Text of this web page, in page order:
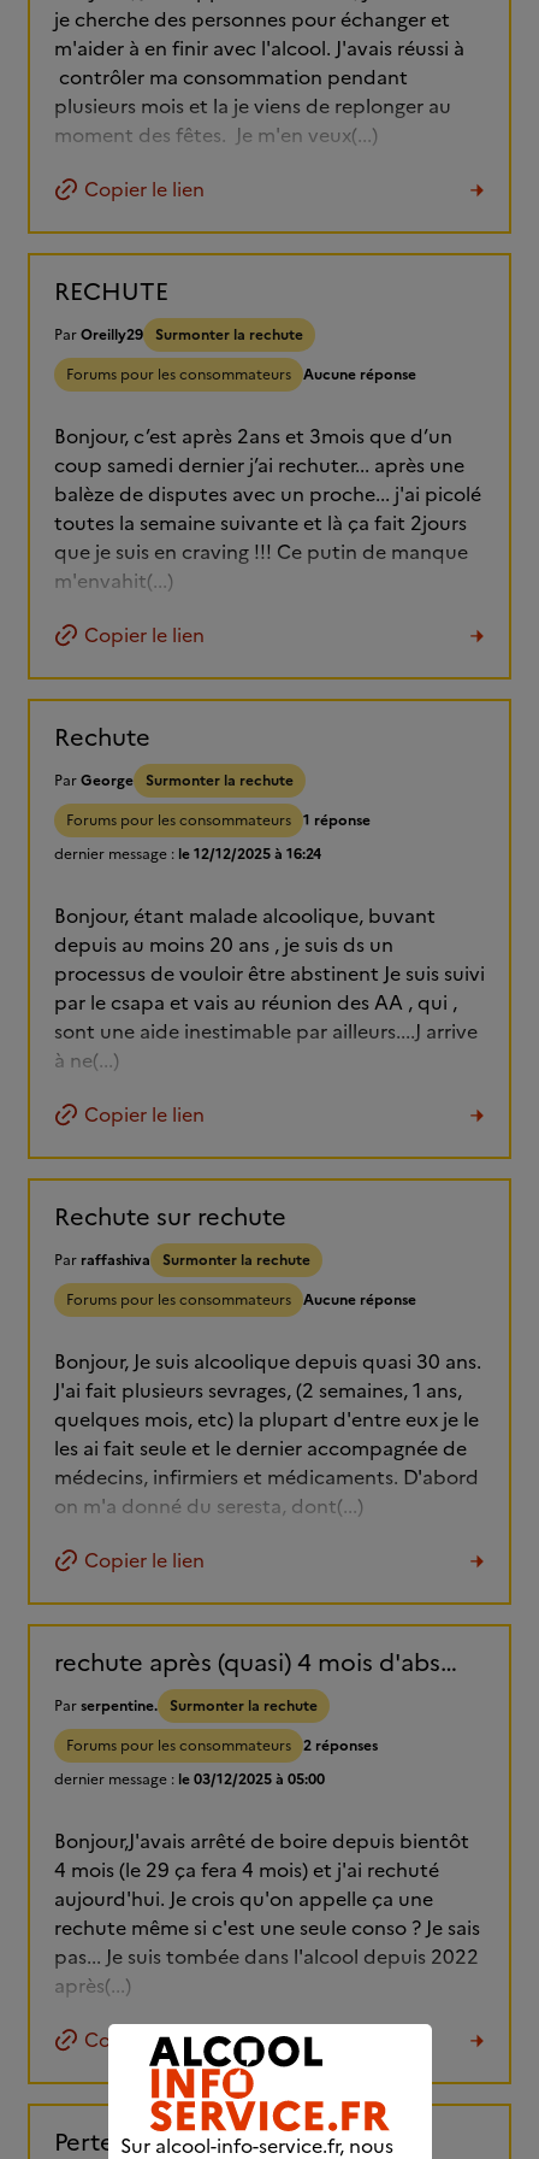
je cherche des personnes pour échanger et
m'aider à en finir avec l'alcool. J'avais réussi à
contrôler ma consommation pendant
plusieurs mois et la je viens de replonger au
moment des fêtes. Je m'en veux(...)
Copier le lien
RECHUTE
ParOreilly29 Surmonter la rechute
Forums pour les consommateurs Aucune réponse
Bonjour, c’est après 2ans et 3mois que d’un
coup samedi dernier j’ai rechuter... après une
balèze de disputes avec un proche... j'ai picolé
toutes la semaine suivante et là ça fait 2jours
que je suis en craving !!! Ce putin de manque
m'envahit(...)
Copier le lien
Rechute
ParGeorge Surmonter la rechute
Forums pour les consommateurs 1 réponse
dernier message : le 12/12/2025 à 16:24
Bonjour, étant malade alcoolique, buvant
depuis au moins 20 ans , je suis ds un
processus de vouloir être abstinent Je suis suivi
par le csapa et vais au réunion des AA , qui ,
sont une aide inestimable par ailleurs....J arrive
à ne(...)
Copier le lien
Rechute sur rechute
Par raffashiva
Surmonter la rechute
Forums pour les consommateurs Aucune réponse
Bonjour, Je suis alcoolique depuis quasi 30 ans.
J'ai fait plusieurs sevrages, (2 semaines, 1 ans,
quelques mois, etc) la plupart d'entre eux je le
les ai fait seule et le dernier accompagnée de
médecins, infirmiers et médicaments. D'abord
on m'a donné du seresta, dont(...)
Copier le lien
rechute après (quasi) 4 mois d'abstinence.
Parserpentine. Surmonter la rechute
Forums pour les consommateurs 2 réponses
dernier message : le 03/12/2025 à 05:00
Bonjour,J'avais arrêté de boire depuis bientôt
4 mois (le 29 ça fera 4 mois) et j'ai rechuté
aujourd'hui. Je crois qu'on appelle ça une
rechute même si c'est une seule conso ? Je sais
pas... Je suis tombée dans l'alcool depuis 2022
après(...)
Copier le lien
Perte de contrôle
Sur alcool-info-service.fr, nous